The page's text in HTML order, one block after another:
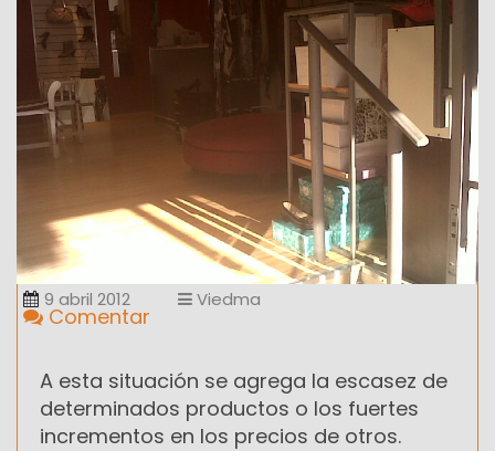
9 abril 2012 Viedma
Comentar
A esta situación se agrega la escasez de
determinados productos o los fuertes
incrementos en los precios de otros.